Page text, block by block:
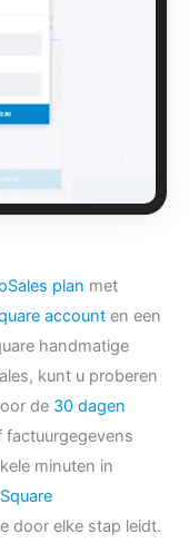
plan met
account en een
handmatige
kunt u proberen
de 30 dagen
minuten in
Square
door elke stap leidt.